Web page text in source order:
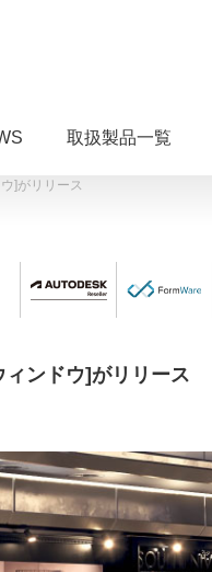
取扱製品一覧
]がリリース
ンドウ]がリリース